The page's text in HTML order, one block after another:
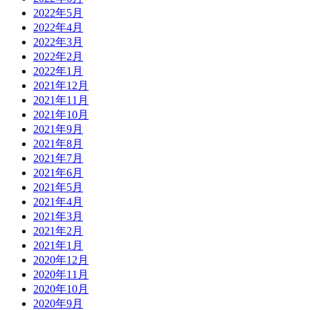
2022年5月
2022年4月
2022年3月
2022年2月
2022年1月
2021年12月
2021年11月
2021年10月
2021年9月
2021年8月
2021年7月
2021年6月
2021年5月
2021年4月
2021年3月
2021年2月
2021年1月
2020年12月
2020年11月
2020年10月
2020年9月